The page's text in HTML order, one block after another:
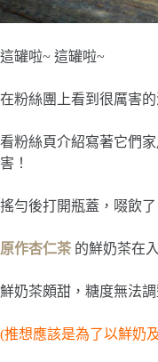
這罐啦~ 這罐啦~
在粉絲團上看到很厲害
看粉絲頁介紹寫著它們
害！
搖勻後打開瓶蓋，啜飲
原作杏仁茶 的鮮奶茶在
鮮奶茶頗甜，糖度無法調
(推想應該是為了以鮮奶